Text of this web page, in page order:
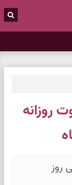
روزانه
روز